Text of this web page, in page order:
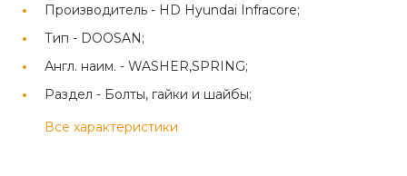
Производитель - HD Hyundai Infracore;
Тип - DOOSAN;
Англ. наим. - WASHER,SPRING;
Раздел - Болты, гайки и шайбы;
Все характеристики